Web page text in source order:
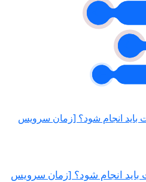
انجام شود؟ [زمان سرویس